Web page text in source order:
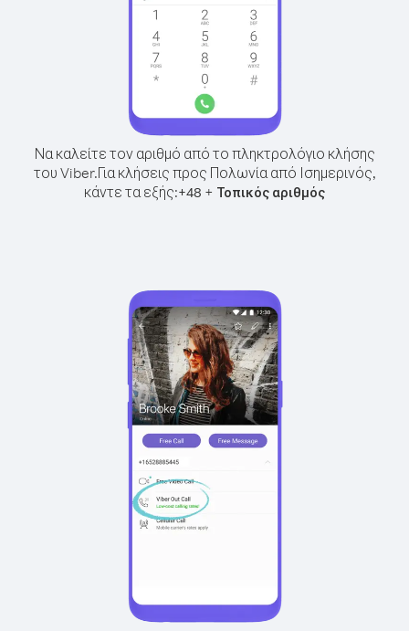
Να καλείτε τον αριθμό από το πληκτρολόγιο κλήσης
του Viber.Για κλήσεις προς Πολωνία από Ισημερινός,
κάντε τα εξής:+48 + Τοπικός αριθμός